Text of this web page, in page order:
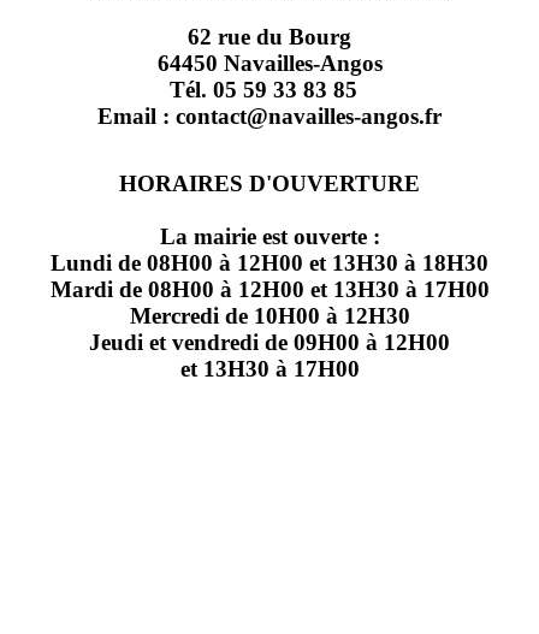
62 rue du Bourg
64450 Navailles-Angos
Tél. 05 59 33 83 85
Email : contact@navailles-angos.fr
HORAIRES D'OUVERTURE
La mairie est ouverte :
Lundi de 08H00 à 12H00 et 13H30 à 18H30
Mardi de 08H00 à 12H00 et 13H30 à 17H00
Mercredi de 10H00 à 12H30
Jeudi et vendredi de 09H00 à 12H00
et 13H30 à 17H00